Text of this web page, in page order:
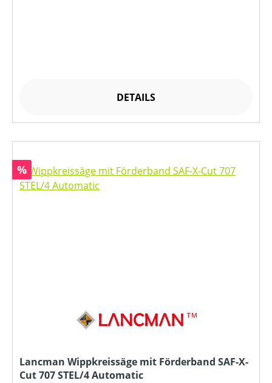
DETAILS
Rabatt
%
Lancman Wippkreissäge mit Förderband SAF-X-
Cut 707 STEL/4 Automatic